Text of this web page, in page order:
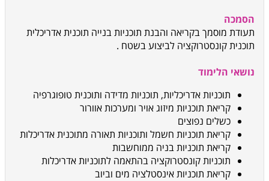
הסמכה
תעודת מוסמך בקריאה והבנת תוכניות בנייה תוכנית אדריכלית
תוכנית קונסטרוקציה לביצוע בשטח .
נושאי הלימוד
תוכניות אדריכליות, תוכניות מדידה ותוכנית טופוגרפיה
קריאת תוכניות מיזוג אויר ומערכות אוורור
כשלים נפוצים
קריאת תוכניות חשמל ותוכניות תאורה מתוכנית אדריכלות
קריאת תוכניות בניה ממוחשבות
תוכניות קונסטרוקציה בהתאמה לתוכניות אדריכלות
קריאת תוכניות אינסטלציה מים וביוב